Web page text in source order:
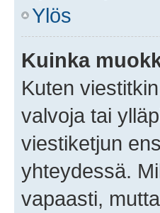
Ylös
Kuinka
Kuten
valvoja tai
viestiketjun
yhteydessä.
vapaasti,